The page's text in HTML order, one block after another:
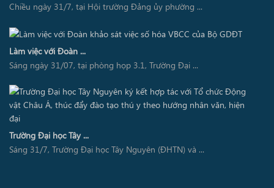
Chiều ngày 31/7, tại Hội trường Đảng ủy phường ...
Làm việc với Đoàn ...
Sáng ngày 31/07, tại phòng họp 3.1, Trường Đại ...
Trường Đại học Tây ...
Sáng 31/7, Trường Đại học Tây Nguyên (ĐHTN) và ...